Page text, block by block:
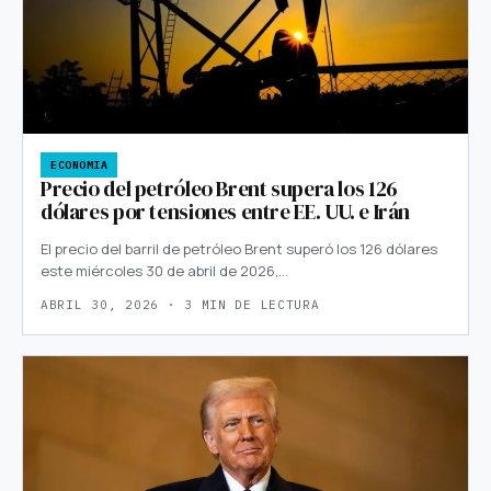
ECONOMIA
Precio del petróleo Brent supera los 126
dólares por tensiones entre EE. UU. e Irán
El precio del barril de petróleo Brent superó los 126 dólares
este miércoles 30 de abril de 2026,…
ABRIL 30, 2026 · 3 MIN DE LECTURA